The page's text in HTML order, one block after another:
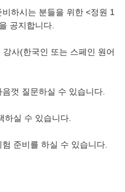
하시는 분들을 위한 <정원 1
공지합니다.
사(한국인 또는 스페인 원어
껏 질문하실 수 있습니다.
하실 수 있습니다.
준비를 하실 수 있습니다.